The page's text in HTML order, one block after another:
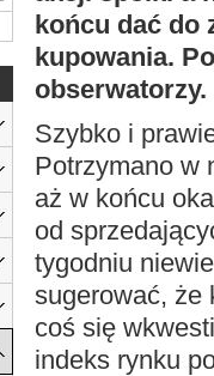
końcu dać do
kupowania.
obserwatorzy.
Szybko i
Potrzymano w
aż w końcu
od
tygodniu
sugerować, że
coś się
indeks rynku